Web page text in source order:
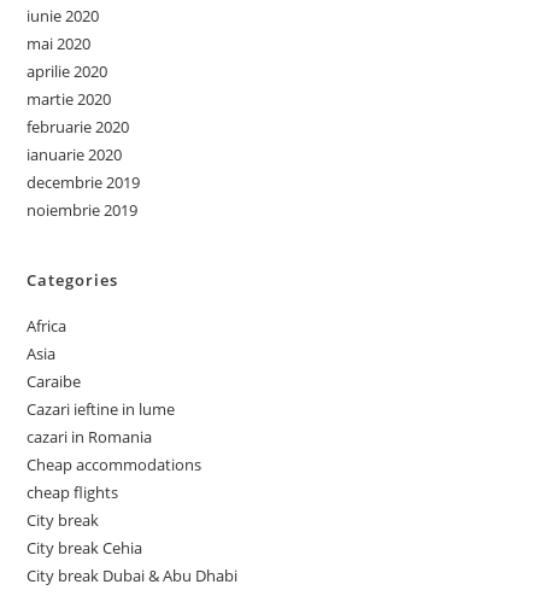
iunie 2020
mai 2020
aprilie 2020
martie 2020
februarie 2020
ianuarie 2020
decembrie 2019
noiembrie 2019
Categories
Africa
Asia
Caraibe
Cazari ieftine in lume
cazari in Romania
Cheap accommodations
cheap flights
City break
City break Cehia
City break Dubai & Abu Dhabi